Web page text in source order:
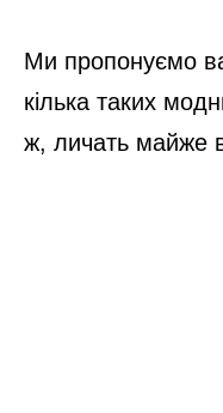
Ми пропонуємо
кілька таких
ж, личать майже